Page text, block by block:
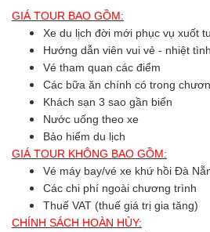
GIÁ TOUR BAO GỒM:
Xe du lịch đời mới phục vụ xuốt
Hướng dẫn viên vui vẻ - nhiệt tình
Vé tham quan các điểm
Các bữa ăn chính có trong
Khách sạn 3 sao gần biển
Nước uống theo xe
Bảo hiểm du lịch
GIÁ TOUR KHÔNG BAO GỒM:
Vé máy bay/vé xe khứ hồi Đà
Các chi phí ngoài chương trình
Thuế VAT (thuế giá trị gia tăng)
CHÍNH SÁCH HOÀN HỦY: